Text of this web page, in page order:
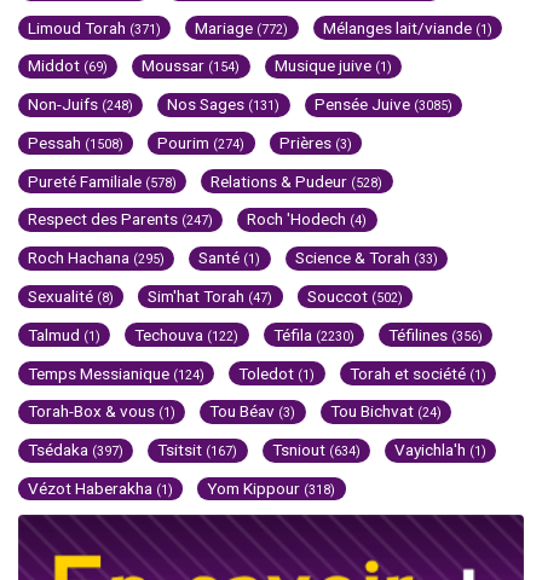
Limoud Torah (371) Mariage (772) Mélanges lait/viande (1)
Middot (69) Moussar (154) Musique juive (1)
Non-Juifs (248) Nos Sages (131) Pensée Juive (3085)
Pessah (1508) Pourim (274) Prières (3)
Pureté Familiale (578) Relations & Pudeur (528)
Respect des Parents (247) Roch 'Hodech (4)
Roch Hachana (295) Santé (1) Science & Torah (33)
Sexualité (8) Sim'hat Torah (47) Souccot (502)
Talmud (1) Techouva (122) Téfila (2230) Téfilines (356)
Temps Messianique (124) Toledot (1) Torah et société (1)
Torah-Box & vous (1) Tou Béav (3) Tou Bichvat (24)
Tsédaka (397) Tsitsit (167) Tsniout (634) Vayichla'h (1)
Vézot Haberakha (1) Yom Kippour (318)